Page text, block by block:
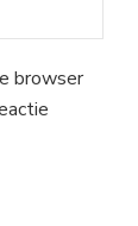
browser